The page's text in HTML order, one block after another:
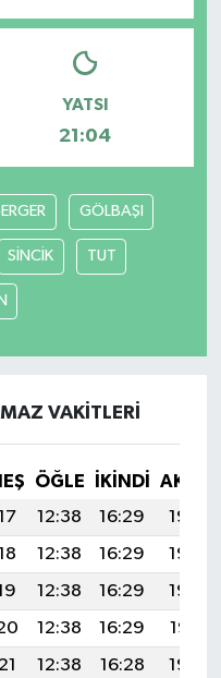
YATSI
21:04
GÖLBAŞI
SİNCİK TUT
VAKITLERI
ÖĞLE İKINDI
12:38 16:29
19:50
12:38 16:29
19:49
12:38 16:29
19:48
12:38 16:29
19:47
12:38 16:28
19:46